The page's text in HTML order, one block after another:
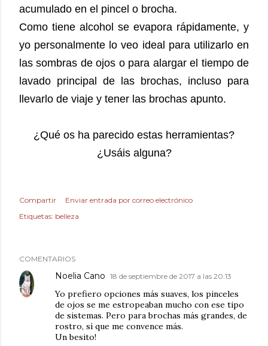
acumulado en el pincel o brocha.
Como tiene alcohol se evapora rápidamente, y
yo personalmente lo veo ideal para utilizarlo en
las sombras de ojos o para alargar el tiempo de
lavado principal de las brochas, incluso para
llevarlo de viaje y tener las brochas apunto.
¿Qué os ha parecido estas herramientas?
¿Usáis alguna?
Compartir
Enviar entrada por correo electrónico
Etiquetas: belleza
COMENTARIOS
Noelia Cano 18 de septiembre de 2017 a las 20:13
Yo prefiero opciones más suaves, los pinceles
de ojos se me estropeaban mucho con ese tipo
de sistemas. Pero para brochas más grandes, de
rostro, sí que me convence más.
Un besito!